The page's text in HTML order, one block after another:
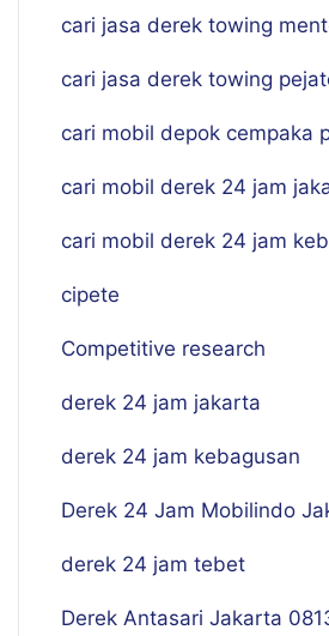
cari jasa derek towing
cari jasa derek towing
cari mobil depok cempaka
cari mobil derek 24 jam
cari mobil derek 24 jam
cipete
Competitive research
derek 24 jam jakarta
derek 24 jam kebagusan
Derek 24 Jam Mobilindo
derek 24 jam tebet
Derek Antasari Jakarta